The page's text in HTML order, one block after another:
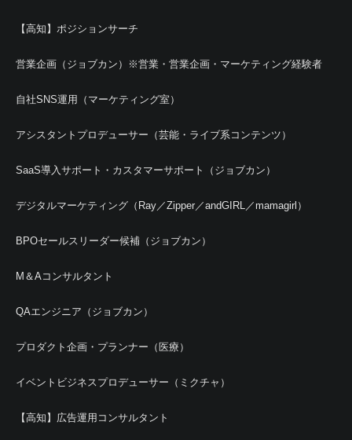
【高知】ポジションサーチ
営業企画（ジョブカン）※営業・営業企画・マーケティング経験者
自社SNS運用（マーケティング室）
アシスタントプロデューサー（芸能・ライブ系コンテンツ）
SaaS導入サポート・カスタマーサポート（ジョブカン）
デジタルマーケティング（Ray／Zipper／andGIRL／mamagirl）
BPOセールスリーダー候補（ジョブカン）
M＆Aコンサルタント
QAエンジニア（ジョブカン）
プロダクト企画・プランナー（医療）
イベントビジネスプロデューサー（ミクチャ）
【高知】広告運用コンサルタント